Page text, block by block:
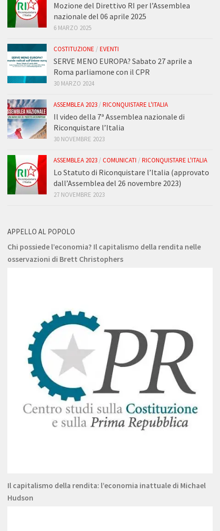
Mozione del Direttivo RI per l’Assemblea
nazionale del 06 aprile 2025
6 MARZO 2025
COSTITUZIONE / EVENTI
SERVE MENO EUROPA? Sabato 27 aprile a
Roma parliamone con il CPR
30 MARZO 2024
ASSEMBLEA 2023 / RICONQUISTARE L'ITALIA
Il video della 7ª Assemblea nazionale di
Riconquistare l’Italia
30 NOVEMBRE 2023
ASSEMBLEA 2023 / COMUNICATI / RICONQUISTARE L'ITALIA
Lo Statuto di Riconquistare l’Italia (approvato
dall’Assemblea del 26 novembre 2023)
27 NOVEMBRE 2023
APPELLO AL POPOLO
Chi possiede l’economia? Il capitalismo della rendita nelle
osservazioni di Brett Christophers
Il capitalismo della rendita: l’economia inattuale di Michael
Hudson